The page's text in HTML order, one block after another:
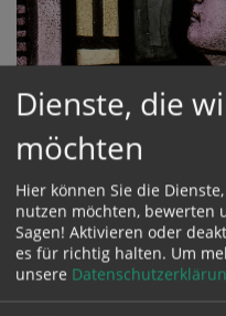
Dienste, die
möchten
Hier können Sie die
nutzen möchten, bewerten
Sagen! Aktivieren oder
es für richtig halten. Um
unsere